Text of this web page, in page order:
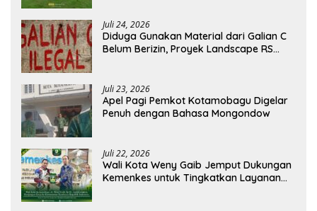
Juli 24, 2026
Diduga Gunakan Material dari Galian C
Belum Berizin, Proyek Landscape RS
Juli 23, 2026
Apel Pagi Pemkot Kotamobagu Digelar
Penuh dengan Bahasa Mongondow
Juli 22, 2026
Wali Kota Weny Gaib Jemput Dukungan
Kemenkes untuk Tingkatkan Layanan